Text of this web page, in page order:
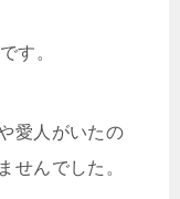
す。
愛人がいたの
せんでした。